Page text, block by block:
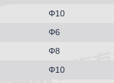
Φ10
Φ6
Φ8
Φ10